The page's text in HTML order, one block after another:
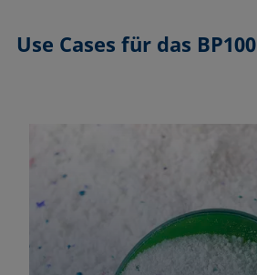
Use Cases für das BP100